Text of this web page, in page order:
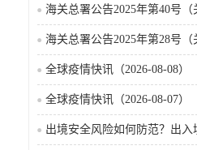
全球疫情快讯（2026-08-08）
全球疫情快讯（2026-08-07）